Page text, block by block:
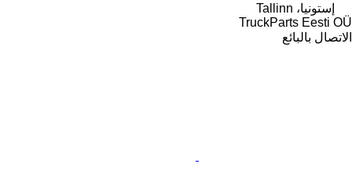
إستونيا، Tallinn
TruckParts Eesti OÜ
الاتصال بالبائع